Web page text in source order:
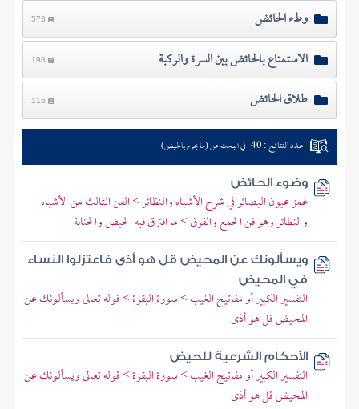
وطء الحائض 573
الاستمتاع بالحائض بين السرة والركبة 198
طلاق الحائض 116
عدد النتائج : 40 في البحث عن (ما يحرم بالحيض)
وضوء الحائض
غمز عيون البصائر في شرح الأشباه والنظائر > الفن الثالث من الأشباه
والنظائر وهو فن الجمع والفرق > ما افترق فيه الحيض والجنابة
ويسألونك عن المحيض قل هو أذى فاعتزلوا النساء
في المحيض
التفسير الكبير أو مفاتيح الغيب > سورة البقرة > قوله تعالى ويسألونك عن
المحيض قل هو أذى
الأحكام الشرعية للحيض
التفسير الكبير أو مفاتيح الغيب > سورة البقرة > قوله تعالى ويسألونك عن
المحيض قل هو أذى